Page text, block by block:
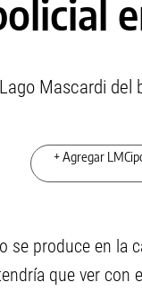
Mascardi
+ Agregar
se produce en la
que ver con